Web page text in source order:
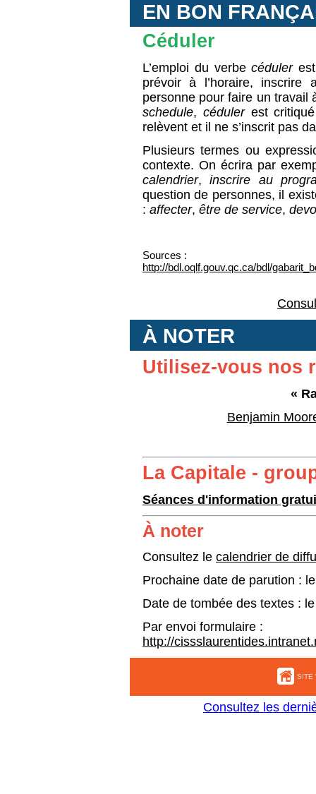
EN BON
Céduler
L’emploi du verbecédulerest
prévoir à l’horaire,
personne pour faire un travail
schedule, cédulerest critiqué
relèvent et il ne s’inscrit pas
Plusieurs termes ou
contexte. On écrira par
calendrier,inscrire au
question de personnes, il
: affecter, être de service,
Sources :
http://bdl.oqlf.gouv.qc.ca/bdl/
À NOTER
Utilisez-vous nos
«
Benjamin
La Capitale -
Séances d'information
À noter
Consultez le calendrier de
Prochaine date de parution :
Date de tombée des textes :
Par envoi formulaire :
http://
SITE
Consultez les